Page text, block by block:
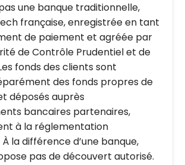
une banque traditionnelle,
française, enregistrée en tant
de paiement et agréée par
de Contrôle Prudentiel et de
fonds des clients sont
des fonds propres de
déposés auprès
bancaires partenaires,
à la réglementation
la différence d’une banque,
pas de découvert autorisé.